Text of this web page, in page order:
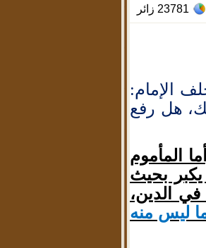
23781 زائر
الإمام:
هل رفع
المأموم
بحيث
الدين،
ليس منه